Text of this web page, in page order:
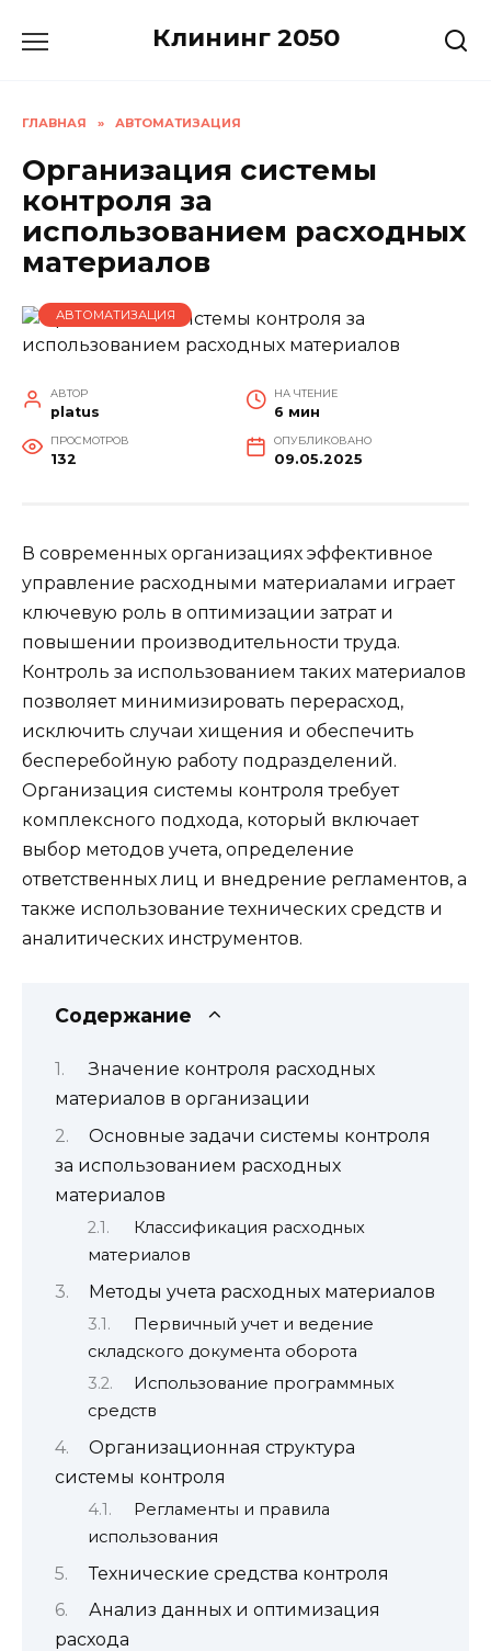
Клининг 2050
ГЛАВНАЯ » АВТОМАТИЗАЦИЯ
Организация системы
контроля за
использованием расходных
материалов
АВТОМАТИЗАЦИЯ
АВТОР
platus
НА ЧТЕНИЕ
6 мин
ПРОСМОТРОВ
132
ОПУБЛИКОВАНО
09.05.2025
В современных организациях эффективное
управление расходными материалами играет
ключевую роль в оптимизации затрат и
повышении производительности труда.
Контроль за использованием таких материалов
позволяет минимизировать перерасход,
исключить случаи хищения и обеспечить
бесперебойную работу подразделений.
Организация системы контроля требует
комплексного подхода, который включает
выбор методов учета, определение
ответственных лиц и внедрение регламентов, а
также использование технических средств и
аналитических инструментов.
Содержание
Значение контроля расходных
материалов в организации
Основные задачи системы контроля
за использованием расходных
материалов
Классификация расходных
материалов
Методы учета расходных материалов
Первичный учет и ведение
складского документа оборота
Использование программных
средств
Организационная структура
системы контроля
Регламенты и правила
использования
Технические средства контроля
Анализ данных и оптимизация
расхода